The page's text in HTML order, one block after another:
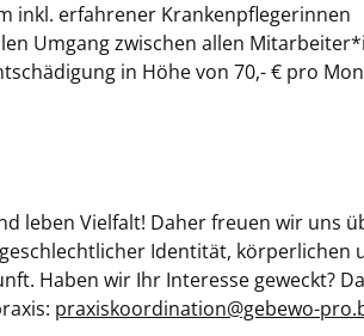
inkl. erfahrener Krankenpflegerinnen
Umgang zwischen allen
in Höhe von 70,- € pro
leben Vielfalt! Daher freuen wir uns
Identität, körperlichen
Haben wir Ihr Interesse geweckt?
praxiskoordination@gebewo-